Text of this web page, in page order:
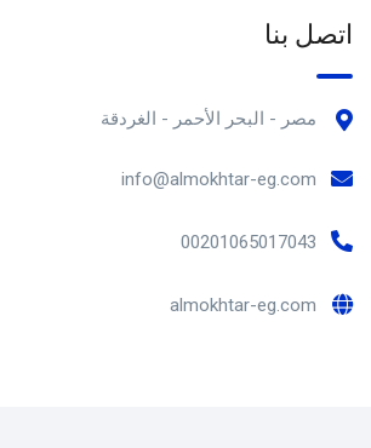
اتصل بنا
مصر - البحر الأحمر - الغردقة
info@almokhtar-eg.com
00201065017043
almokhtar-eg.com